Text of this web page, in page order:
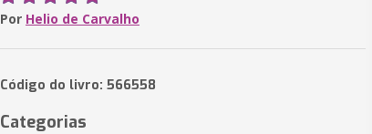
Por Helio de Carvalho
Código do livro: 566558
Categorias